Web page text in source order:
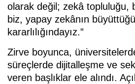
olarak değil; zekâ topluluğu,
biz, yapay zekânın
kararlılığındayız.”
Zirve boyunca,
süreçlerde dijitalleşme ve
veren başlıklar ele alındı.